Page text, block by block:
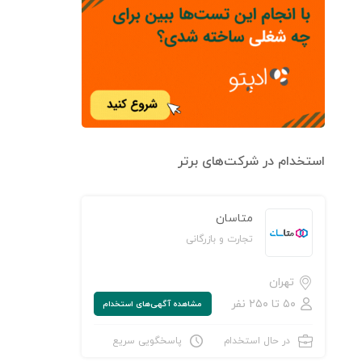
استخدام در شرکت‌های برتر
متاسان
تجارت و بازرگانی
تهران
۵۰ تا ۲۵۰ نفر
مشاهده‌ آگهی‌های استخدام
در حال استخدام پاسخگویی سریع